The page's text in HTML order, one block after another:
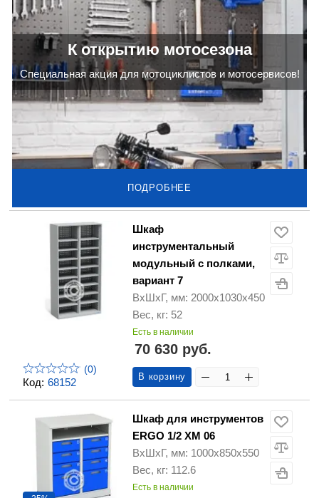
К открытию мотосезона
Cпециальная акция для мотоциклистов и мотосервисов!
ПОДРОБНЕЕ
Код: 68152
(0)
Шкаф
инструментальный
модульный с полками,
вариант 7
ВхШхГ, мм: 2000х1030х450
Вес, кг: 52
Есть в наличии
70 630 руб.
В корзину
Шкаф для инструментов
ERGO 1/2 XM 06
ВхШхГ, мм: 1000х850х550
Вес, кг: 112.6
Есть в наличии